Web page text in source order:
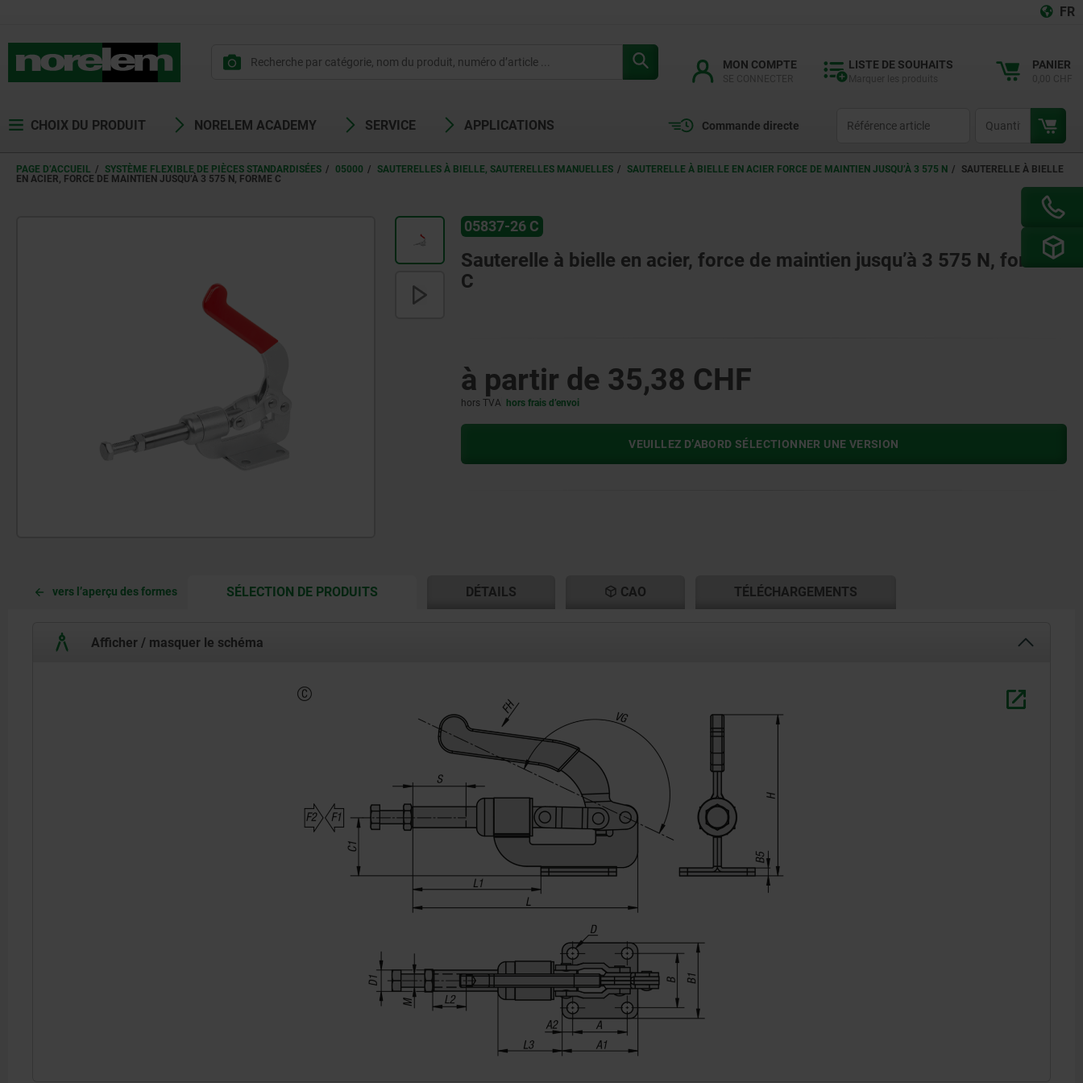
FR
MON COMPTE LISTE DE SOUHAITS PANIER
CHOIX DU PRODUIT NORELEM ACADEMY SERVICE APPLICATIONS Commande directe
PAGE D’ACCUEIL SYSTÈME FLEXIBLE DE PIÈCES STANDARDISÉES 05000 SAUTERELLES À BIELLE, SAUTERELLES MANUELLES SAUTERELLE À BIELLE EN ACIER FORCE DE MAINTIEN JUSQU’À 3 575 N
SAUTERELLE À BIELLE
EN ACIER, FORCE DE MAINTIEN JUSQU’À 3 575 N, FORME C
05837-26 C
Sauterelle à bielle en acier, force de maintien jusqu’à 3 575 N, forme
C
à partir de 35,38 CHF
hors TVA hors frais d’envoi
VEUILLEZ D’ABORD SÉLECTIONNER UNE VERSION
vers l’aperçu des formes SÉLECTION DE PRODUITSCURRENT
CURRENT
DÉTAILS CAO TÉLÉCHARGEMENTS
Afficher / masquer le schéma